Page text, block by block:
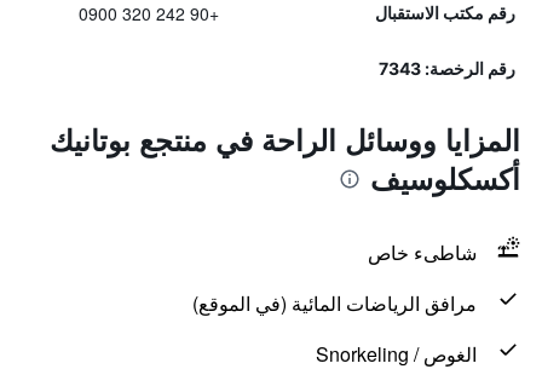
رقم مكتب الاستقبال +90 242 320 0900
رقم الرخصة: 7343
المزايا ووسائل الراحة في منتجع بوتانيك
أكسكلوسيف
شاطىء خاص
مرافق الرياضات المائية (في الموقع)
الغوص / Snorkeling